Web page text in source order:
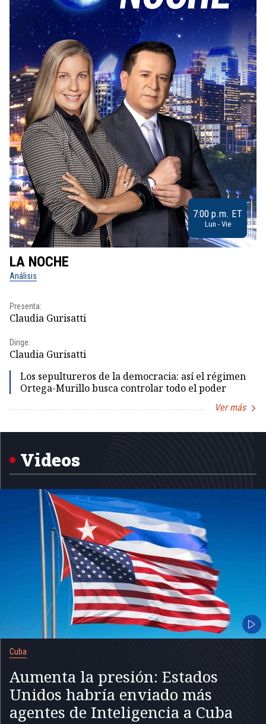
7:00 p.m. ET
Lun - Vie
LA NOCHE
Análisis
Presenta:
Claudia Gurisatti
Dirige:
Claudia Gurisatti
Los sepultureros de la democracia: así el régimen
Ortega-Murillo busca controlar todo el poder
Ver más
1
Videos
Cuba
Aumenta la presión: Estados
Unidos habría enviado más
agentes de Inteligencia a Cuba